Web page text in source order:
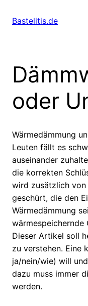
Bastelitis.de
oder
Wärmedämmung
Leuten fällt es
auseinander
die korrekten
wird zusätzlich
geschürt, die den
Wärmedämmung
wärmespeichernde
Dieser Artikel soll
zu verstehen. Eine
ja/nein/wie) will
dazu muss immer
werden.